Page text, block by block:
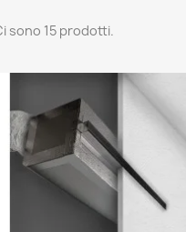
sono 15 prodotti.